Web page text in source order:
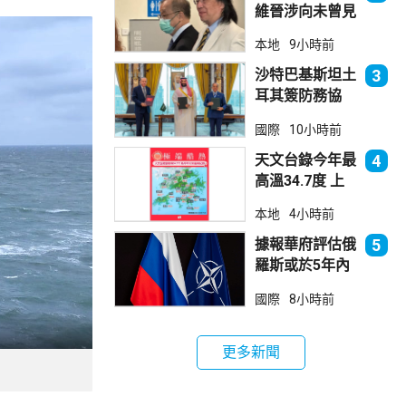
維晉涉向未曾見
委會繼續聆訊
本地 9小時前
沙特巴基斯坦土
耳其簽防務協
林團結
3
國際 10小時前
天文台錄今年最
高溫34.7度 上
4
本地 4小時前
據報華府評估俄
羅斯或於5年內
北約集體防禦
5
國際 8小時前
更多新聞